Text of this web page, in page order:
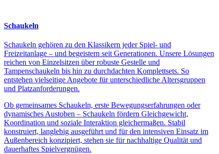
Schaukeln
Schaukeln gehören zu den Klassikern jeder Spiel- und
Freizeitanlage – und begeistern seit Generationen. Unsere Lösungen
reichen von Einzelsitzen über robuste Gestelle und
Tampenschaukeln bis hin zu durchdachten Komplettsets. So
entstehen vielseitige Angebote für unterschiedliche Altersgruppen
und Platzanforderungen.
Ob gemeinsames Schaukeln, erste Bewegungserfahrungen oder
dynamisches Austoben – Schaukeln fördern Gleichgewicht,
Koordination und soziale Interaktion gleichermaßen. Stabil
konstruiert, langlebig ausgeführt und für den intensiven Einsatz im
Außenbereich konzipiert, stehen sie für nachhaltige Qualität und
dauerhaftes Spielvergnügen.